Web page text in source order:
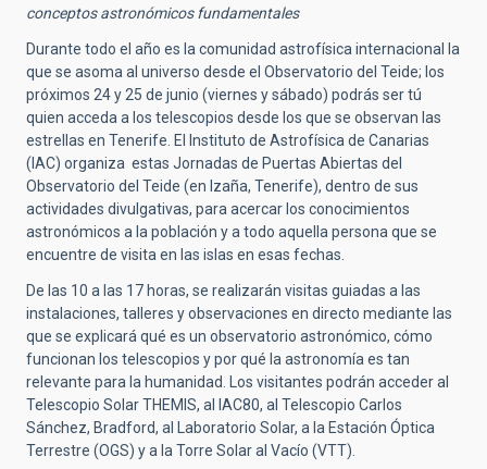
conceptos astronómicos fundamentales
Durante todo el año es la comunidad astrofísica internacional la
que se asoma al universo desde el Observatorio del Teide; los
próximos 24 y 25 de junio (viernes y sábado) podrás ser tú
quien acceda a los telescopios desde los que se observan las
estrellas en Tenerife. El Instituto de Astrofísica de Canarias
(IAC) organiza estas Jornadas de Puertas Abiertas del
Observatorio del Teide (en Izaña, Tenerife), dentro de sus
actividades divulgativas, para acercar los conocimientos
astronómicos a la población y a todo aquella persona que se
encuentre de visita en las islas en esas fechas.
De las 10 a las 17 horas, se realizarán visitas guiadas a las
instalaciones, talleres y observaciones en directo mediante las
que se explicará qué es un observatorio astronómico, cómo
funcionan los telescopios y por qué la astronomía es tan
relevante para la humanidad. Los visitantes podrán acceder al
Telescopio Solar THEMIS, al IAC80, al Telescopio Carlos
Sánchez, Bradford, al Laboratorio Solar, a la Estación Óptica
Terrestre (OGS) y a la Torre Solar al Vacío (VTT).